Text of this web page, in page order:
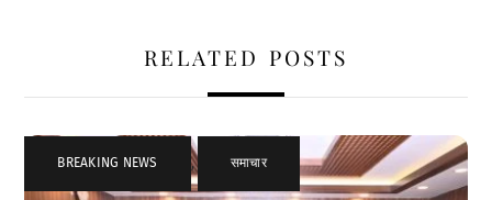
RELATED POSTS
BREAKING NEWS , समाचार